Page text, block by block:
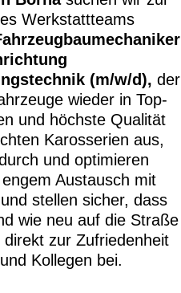
Werkstattteams
(m/w/d), der
wieder in Top-
und höchste Qualität
Karosserien aus,
und optimieren
Austausch mit
stellen sicher, dass
wie neu auf die Straße
zur Zufriedenheit
Kollegen bei.